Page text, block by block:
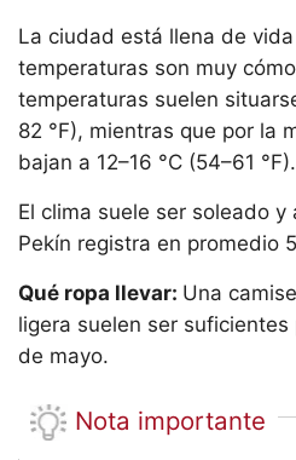
La ciudad está llena de
temperaturas son muy
temperaturas suelen
82 °F), mientras que por la
bajan a 12–16 °C (54–61 °F).
El clima suele ser soleado y
Pekín registra en promedio
Qué ropa llevar: Una
ligera suelen ser
de mayo.
Nota importante